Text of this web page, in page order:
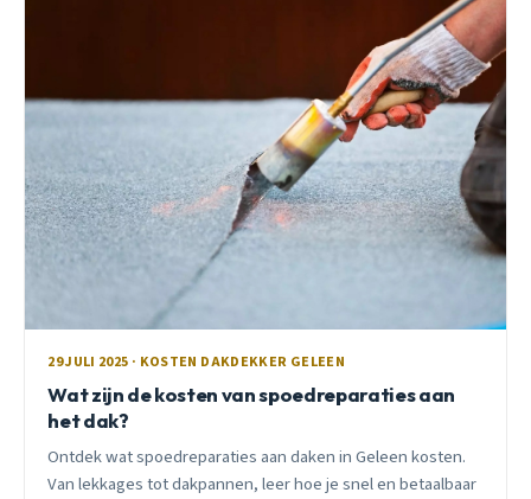
29 JULI 2025 · KOSTEN DAKDEKKER GELEEN
Wat zijn de kosten van spoedreparaties aan
het dak?
Ontdek wat spoedreparaties aan daken in Geleen kosten.
Van lekkages tot dakpannen, leer hoe je snel en betaalbaar